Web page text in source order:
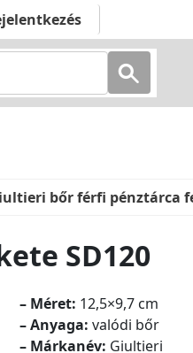
bőr férfi pénztárca
SD120
– Méret: 12,5×9,7 cm
– Anyaga: valódi bőr
– Márkanév: Giultieri